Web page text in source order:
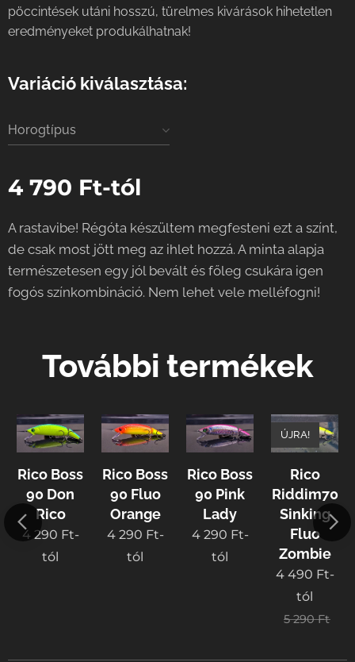
pöccintések utáni hosszú, türelmes kivárások hihetetlen
eredményeket produkálhatnak!
Variáció kiválasztása:
Horogtípus
4 790 Ft-tól
A rastavibe! Régóta készültem megfesteni ezt a színt,
de csak most jött meg az ihlet hozzá. A minta alapja
természetesen egy jól bevált és főleg csukára igen
fogós színkombináció. Nem lehet vele melléfogni!
További termékek
Rico Boss
90 Don
Rico
4 290 Ft-
tól
Rico Boss
90 Fluo
Orange
4 290 Ft-
tól
Rico Boss
90 Pink
Lady
4 290 Ft-
tól
Rico
Riddim70
Sinking
Fluo
Zombie
ÚJRA!
4 490 Ft-
tól
5 290Ft